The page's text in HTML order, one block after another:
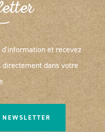
et recevez
directement dans votre